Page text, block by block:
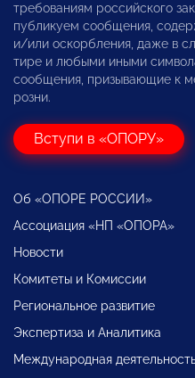
требованиям российского
публикуем сообщения,
и/или оскорбления, даже в
тире и любыми иными
сообщения, призывающие к
розни.
Вступи в «ОПОРУ»
Об «ОПОРЕ РОССИИ»
Ассоциация «НП «ОПОРА»
Новости
Комитеты и Комиссии
Региональное развитие
Экспертиза и Аналитика
Международная